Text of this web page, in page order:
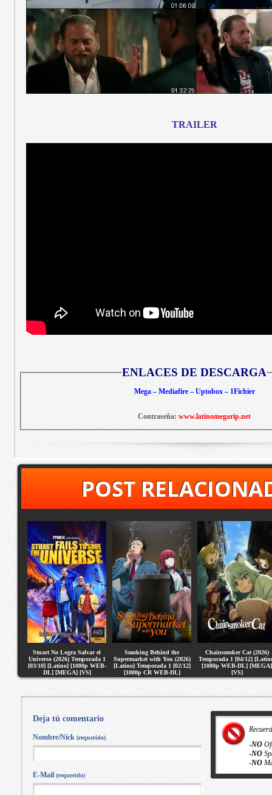
TRAILER
ENLACES DE DESCARGA
Mega – Mediafire – Uptobox – 1Fichier
Contraseña: www.latinomegarip.net
POST
Stuart No Logra Salvar el
Universo (2026) Temporada 1
[03/10] [Latino] [1080p WEB-
DL] [MEGA] [VS]
Smoking Behind the
Supermarket with You (2026)
[Latino] Temporada 1 [02/12]
[1080p CR WEB-DL]
[MEGA] [VS]
Chainsmoker Cat (2026)
Temporada 1 [04/12]
[1080p WEB-DL] [MEGA]
[VS]
-NO
-NO
-NO
Deja tú comentario
Nombre/Nick (requerido)
E-Mail (requerido)